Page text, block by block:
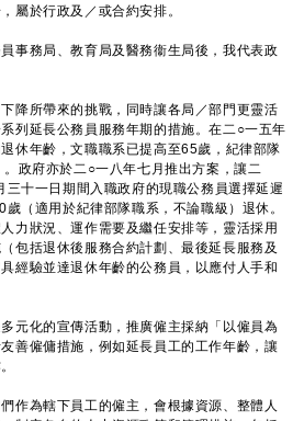
屬於行政及／或合約安排。
務局、教育局及醫務衞生局後，我代表政
所帶來的挑戰，同時讓各局／部門更靈活
列延長公務員服務年期的措施。在二○一五年
休年齡，文職職系已提高至65歲，紀律部隊
政府亦於二○一八年七月推出方案，讓二
十一日期間入職政府的現職公務員選擇延遲
（適用於紀律部隊職系，不論職級）退休。
力狀況、運作需要及繼任安排等，靈活採用
包括退休後服務合約計劃、最後延長服務及
經驗並達退休年齡的公務員，以應付人手和
化的宣傳活動，推廣僱主採納「以僱員為
善僱傭措施，例如延長員工的工作年齡，讓
為轄下員工的僱主，會根據資源、整體人